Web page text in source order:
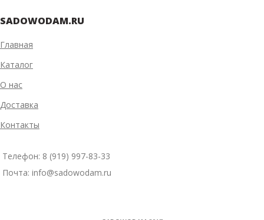
SADOWODAM.RU
Главная
Каталог
О нас
Доставка
Контакты
Телефон: 8 (919) 997-83-33
Почта: info@sadowodam.ru